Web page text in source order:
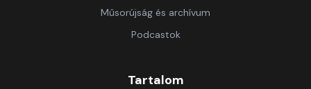
Műsorújság és archívum
Podcastok
Tartalom